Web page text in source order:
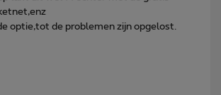
optie,tot de problemen zijn opgelost.